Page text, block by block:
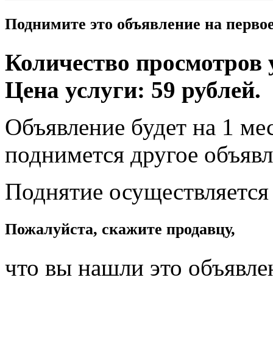
Поднимите это объявление на
Количество просмотров
Цена услуги: 59 рублей.
Объявление будет на 1
поднимется другое
Поднятие
Пожалуйста, скажите продавцу,
что вы нашли это